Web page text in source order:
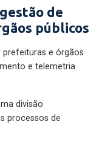
de
públicos
e órgãos
e telemetria
divisão
processos de